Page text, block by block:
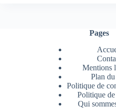
Pages
Mentions
Plan
Politique de
Politique
Qui